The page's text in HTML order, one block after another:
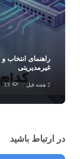
راهنمای انتخاب و
غیرمدیریتی
2 هفته قبل 13
در ارتباط باشید